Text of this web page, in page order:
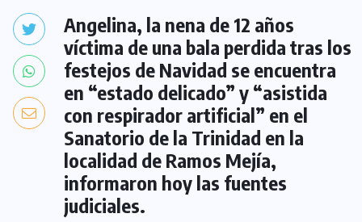
Angelina, la nena de 12 años
víctima de una bala perdida tras los
festejos de Navidad se encuentra
en “estado delicado” y “asistida
con respirador artificial” en el
Sanatorio de la Trinidad en la
localidad de Ramos Mejía,
informaron hoy las fuentes
judiciales.